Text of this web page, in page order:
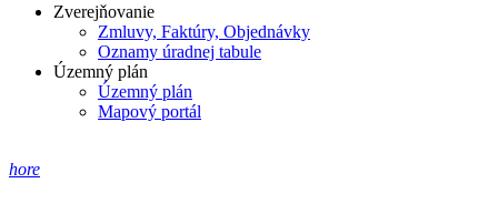
Zverejňovanie
Zmluvy, Faktúry, Objednávky
Oznamy úradnej tabule
Územný plán
Územný plán
Mapový portál
hore